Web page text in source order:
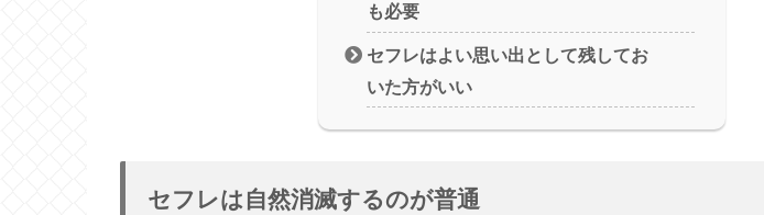
も必要
セフレはよい思い出として残してお
いた方がいい
セフレは自然消滅するのが普通